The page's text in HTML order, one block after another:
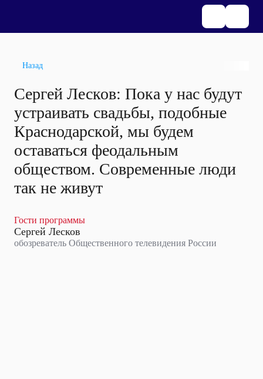
Назад
Сергей Лесков: Пока у нас будут
устраивать свадьбы, подобные
Краснодарской, мы будем
оставаться феодальным
обществом. Современные люди
так не живут
Гости программы
Сергей Лесков
обозреватель Общественного телевидения России